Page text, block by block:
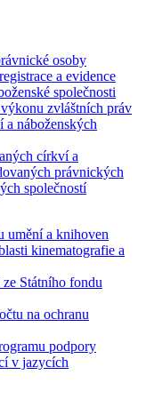
osoby
a evidence
společnosti
zvláštních práv
a náboženských
církví a
právnických
společností
umění a knihoven
kinematografie a
Státního fondu
na ochranu
podpory
v jazycích